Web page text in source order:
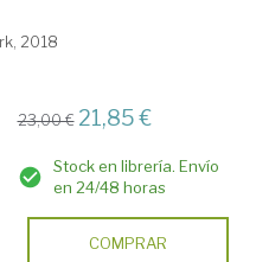
2018
23,00 € 21,85 €
Stock en librería. Envío
en 24/48 horas
COMPRAR